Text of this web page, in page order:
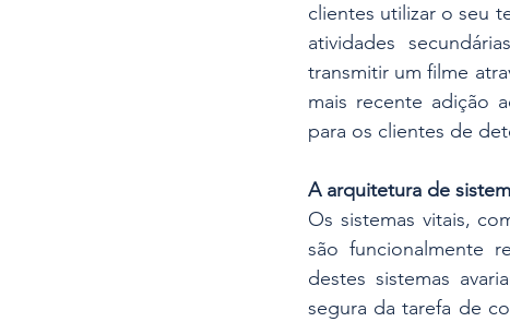
clientes utilizar o seu
atividades
transmitir um filme
mais recente adição
para os clientes de
A arquitetura de
Os sistemas vitais,
são funcionalmente
destes sistemas
segura da tarefa de